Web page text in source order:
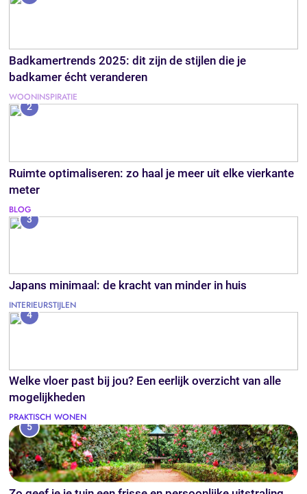
Badkamertrends 2025: dit zijn de stijlen die je
badkamer écht veranderen
WOONINSPIRATIE
2
Ruimte optimaliseren: zo haal je meer uit elke vierkante
meter
BLOG
3
Japans minimaal: de kracht van minder in huis
INTERIEURSTIJLEN
4
Welke vloer past bij jou? Een eerlijk overzicht van alle
mogelijkheden
PRAKTISCH WONEN
5